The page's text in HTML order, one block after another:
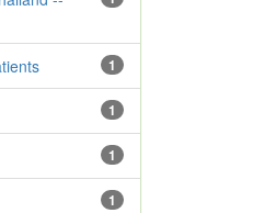
1
1
1
1